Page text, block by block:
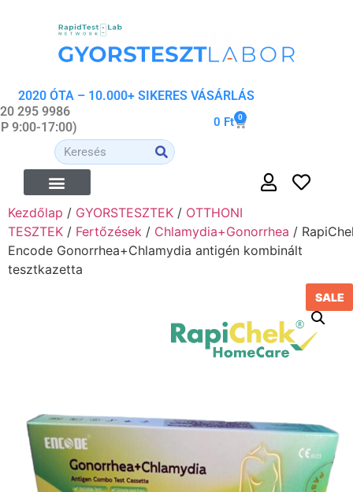
2020 ÓTA – 10.000+ SIKERES VÁSÁRLÁS
295 9986
9:00-17:00)
0 Ft 0
Kezdőlap / GYORSTESZTEK / OTTHONI
TESZTEK / Fertőzések / Chlamydia+Gonorrhea /
Encode Gonorrhea+Chlamydia antigén kombinált
tesztkazetta
SALE